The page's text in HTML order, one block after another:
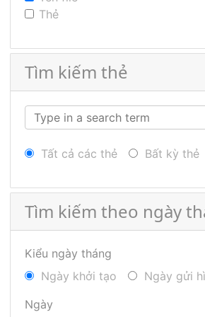
Thẻ
Tìm kiếm thẻ
Tất cả các thẻ Bất kỳ thẻ
Tìm kiếm theo ngày
Kiểu ngày tháng
Ngày khởi tạo
Ngày gửi
Ngày